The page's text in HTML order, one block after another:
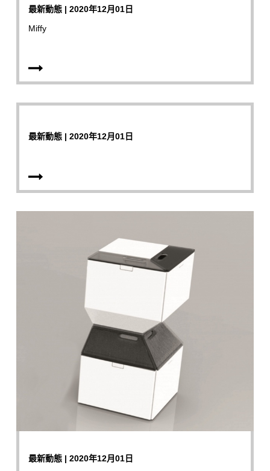
最新動態 | 2020年12月01日
Miffy
最新動態 | 2020年12月01日
最新動態 | 2020年12月01日